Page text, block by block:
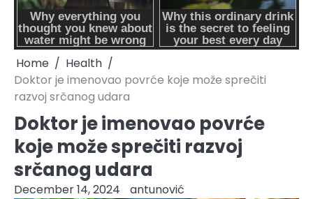
Home
Health
Doktor je imenovao povrće koje može sprečiti
razvoj srčanog udara
Doktor je imenovao povrće
koje može sprečiti razvoj
srčanog udara
December 14, 2024 antunović